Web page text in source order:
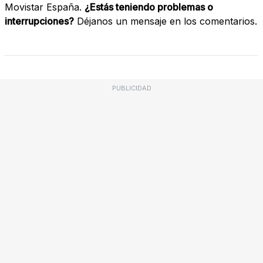
Movistar España. ¿Estás teniendo problemas o
interrupciones? Déjanos un mensaje en los comentarios.
PUBLICIDAD